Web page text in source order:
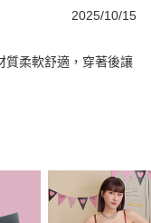
2025/10/15
質柔軟舒適，穿著後讓